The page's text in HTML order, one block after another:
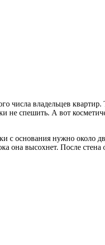
числа владельцев
не спешить. А вот
с основания нужно
она высохнет. После